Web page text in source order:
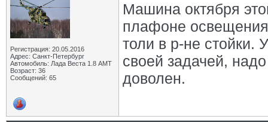
Регистрация: 20.05.2016
Адрес: Санкт-Петербург
Автомобиль: Лада Веста 1.8 АМТ
Возраст: 36
Сообщений: 65
Машина октября
плафоне
толи в р-не стойки.
своей задачей,
доволен.